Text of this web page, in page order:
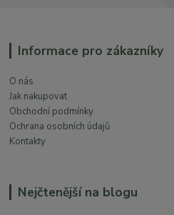
Informace pro zákazníky
O nás
Jak nakupovat
Obchodní podmínky
Ochrana osobních údajů
Kontakty
Nejčtenější na blogu